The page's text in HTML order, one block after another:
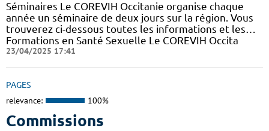
Séminaires Le COREVIH Occitanie organise chaque
année un séminaire de deux jours sur la région. Vous
trouverez ci-dessous toutes les informations et les…
Formations en Santé Sexuelle Le COREVIH Occita
23/04/2025 17:41
PAGES
relevance: 100%
Commissions